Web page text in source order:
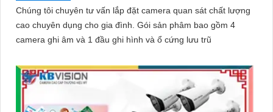
Chúng tôi chuyên tư vấn lắp đặt camera quan sát chất lượng
cao chuyên dụng cho gia đình. Gói sản phâm bao gồm 4
camera ghi âm và 1 đầu ghi hình và ổ cứng lưu trũ